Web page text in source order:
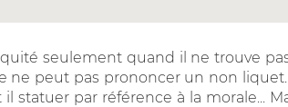
seulement quand il ne trouve
ne peut pas prononcer un non
statuer par référence à la morale...